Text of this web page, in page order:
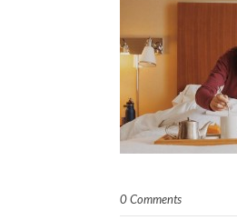
0 Comments